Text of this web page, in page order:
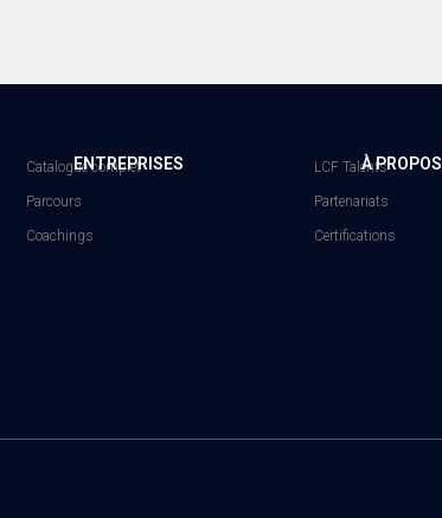
Catalogue complet
Parcours
Coachings
ENTREPRISES LCF Talents
Partenariats
Certifications
À PROPOS